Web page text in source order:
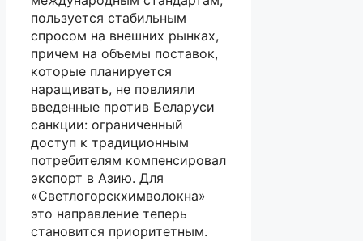
пользуется стабильным
спросом на внешних рынках,
причем на объемы поставок,
которые планируется
наращивать, не повлияли
введенные против Беларуси
санкции: ограниченный
доступ к традиционным
потребителям компенсировал
экспорт в Азию. Для
«Светлогорскхимволокна»
это направление теперь
становится приоритетным.